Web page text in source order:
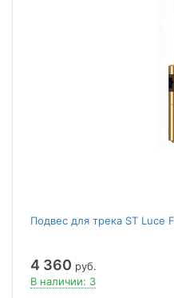
Подвес для трека ST Luce
4 360 руб.
В наличии: 3